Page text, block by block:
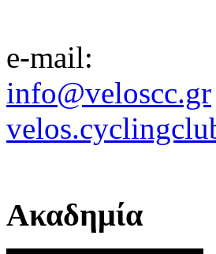
e-mail:
info@veloscc.gr
Ακαδημία